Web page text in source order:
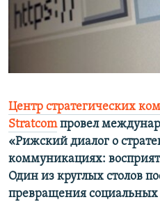
ПОБЕДИТЕЛЕЙ НЕ СУДЯТ?
КРЫМ.НЕПОКОРЕННЫЙ
ПРИСОЕДИНЯЙТЕСЬ!
Все сайты RFE/RL
Центр стратегических
Stratcomпровел
«Рижский диалог о
коммуникациях:
Один из круглых столов
превращения социальных